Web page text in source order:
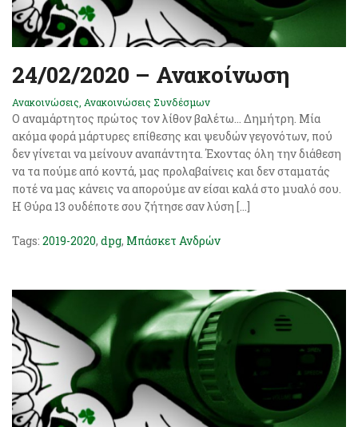
24/02/2020 – Ανακοίνωση
Ανακοινώσεις, Ανακοινώσεις Συνδέσμων
Ο αναμάρτητος πρώτος τον λίθον βαλέτω… Δημήτρη. Μία
ακόμα φορά μάρτυρες επίθεσης και ψευδών γεγονότων, πού
δεν γίνεται να μείνουν αναπάντητα. Έχοντας όλη την διάθεση
να τα πούμε από κοντά, μας προλαβαίνεις και δεν σταματάς
ποτέ να μας κάνεις να απορούμε αν είσαι καλά στο μυαλό σου.
Η Θύρα 13 ουδέποτε σου ζήτησε σαν λύση […]
Tags: 2019-2020, dpg, Μπάσκετ Ανδρών